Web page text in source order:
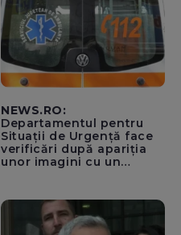
NEWS.RO:
Departamentul pentru
Situații de Urgență face
verificări după apariția
unor imagini cu un
pentru cumpărături în
timp ce transporta un
pacient către spital